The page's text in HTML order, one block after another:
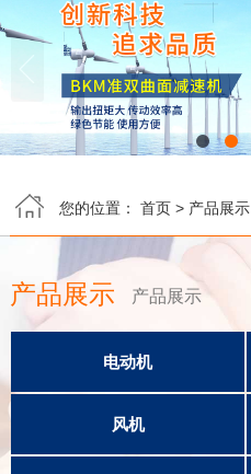

您的位置： 首页> 产品展示
产品展示 产品展示
电动机
风机